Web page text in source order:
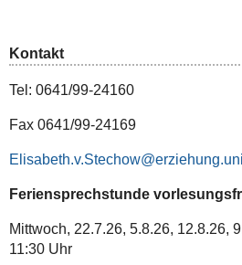
Kontakt
Tel: 0641/99-24160
Fax 0641/99-24169
Elisabeth.v.Stechow
Feriensprechstunde
Mittwoch, 22.7.26, 5.8.26, 12.8.26,
11:30 Uhr